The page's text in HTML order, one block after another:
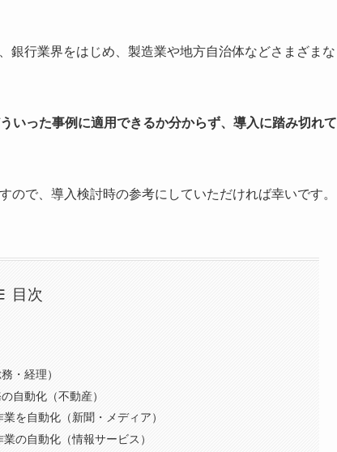
銀行業界をはじめ、製造業や地方自治体などさまざまな
いった事例に適用できるか分からず、導入に踏み切れて
で、導入検討時の参考にしていただければ幸いです。
目次
・経理）
自動化（不動産）
を自動化（新聞・メディア）
の自動化（情報サービス）